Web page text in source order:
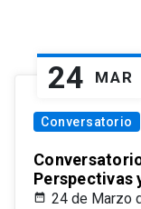
24 MAR
Conversatorio
Perspectivas
24 de Marzo